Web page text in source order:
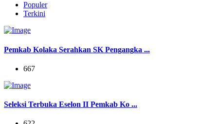
Populer
Terkini
Pemkab Kolaka Serahkan SK Pengangka ...
667
Seleksi Terbuka Eselon II Pemkab Ko ...